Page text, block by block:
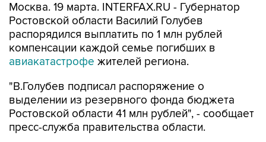
Москва. 19 марта. INTERFAX.RU - Губернатор
Ростовской области Василий Голубев
распорядился выплатить по 1 млн рублей
компенсации каждой семье погибших в
авиакатастрофе жителей региона.
"В.Голубев подписал распоряжение о
выделении из резервного фонда бюджета
Ростовской области 41 млн рублей", - сообщает
пресс-служба правительства области.